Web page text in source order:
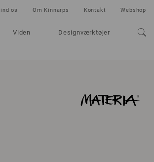
Viden Designværktøjer
os Om Kinnarps Kontakt Webshop